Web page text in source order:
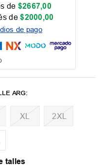
de $2667,00
de$2000,00
de pago
XL 2XL
talles